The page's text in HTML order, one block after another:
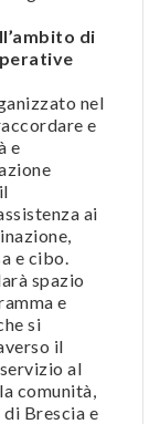
di
nel
e
e
ai
e cibo.
spazio
e
si
il
al
comunità,
Brescia e